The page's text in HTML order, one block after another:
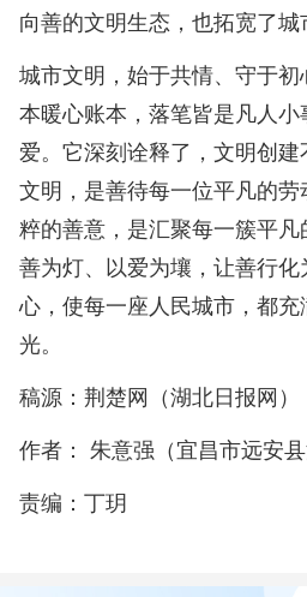
向善的文明生态，也拓宽了城
城市文明，始于共情、守于
本暖心账本，落笔皆是凡人
爱。它深刻诠释了，文明创
文明，是善待每一位平凡的
粹的善意，是汇聚每一簇平
善为灯、以爱为壤，让善行
心，使每一座人民城市，都
光。
稿源：荆楚网（湖北日报网）
作者： 朱意强（宜昌市远安县
责编：丁玥